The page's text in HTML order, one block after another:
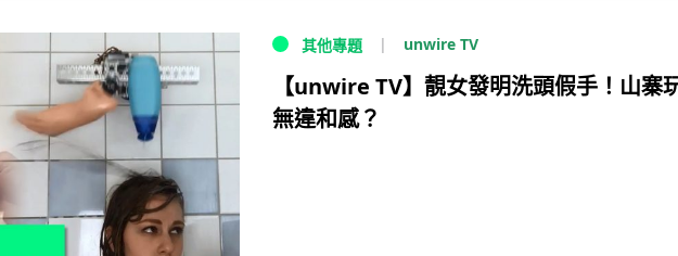
其他專題 unwire TV
【unwire TV】靚女發明洗頭假手！山寨
無違和感？